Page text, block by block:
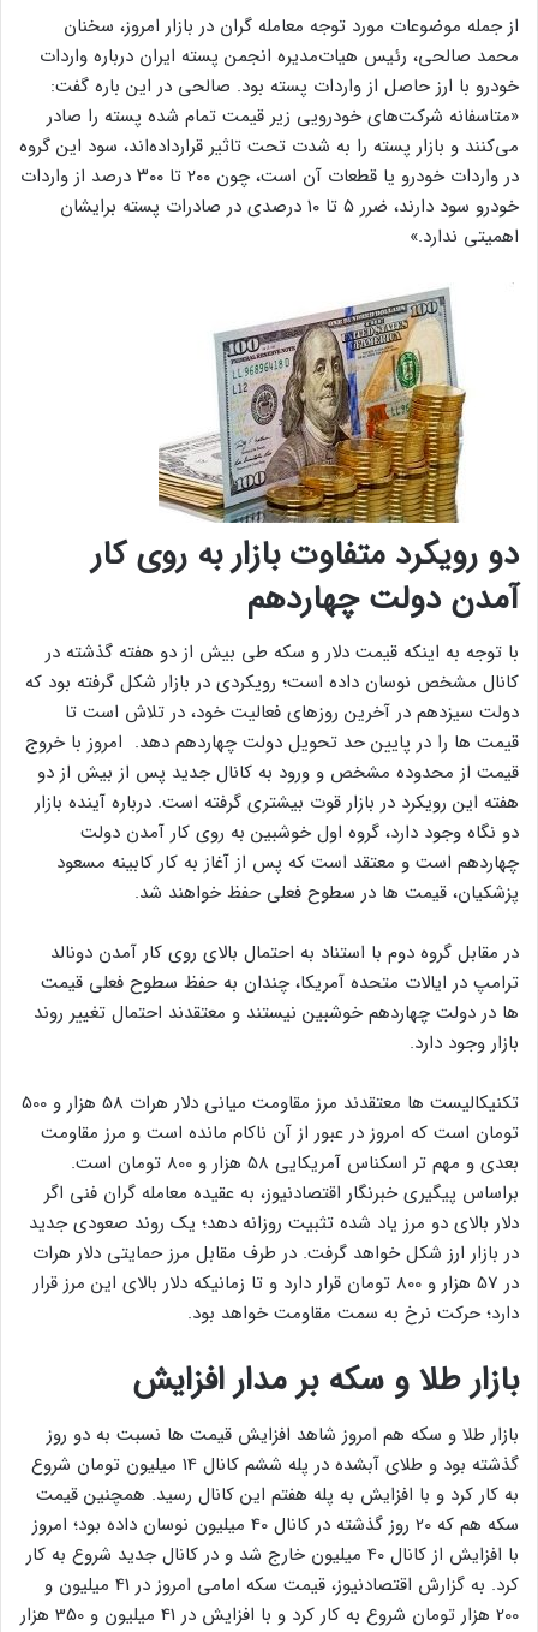
از جمله موضوعات مورد توجه معامله گران در بازار امروز، سخنان ​
محمد صالحی، رئیس هیات‌مدیره انجمن پسته ایران درباره واردات
خودرو با ارز حاصل از واردات پسته بود. صالحی در این باره گفت:‌
«متاسفانه شرکت‌های خودرویی زیر قیمت تمام شده پسته را صادر
می‌کنند و بازار پسته را به شدت تحت تاثیر قرارداده‌اند، سود این گروه
در واردات خودرو یا قطعات آن است، چون ۲۰۰ تا ۳۰۰ درصد از واردات
خودرو سود دارند، ضرر ۵ تا ۱۰ درصدی در صادرات پسته برایشان
اهمیتی ندارد.»
دو رویکرد متفاوت بازار به روی کار
آمدن دولت چهاردهم
با توجه به اینکه قیمت دلار و سکه طی بیش از دو هفته گذشته در
کانال مشخص نوسان داده است؛ رویکردی در بازار شکل گرفته بود که
دولت سیزدهم در آخرین روزهای فعالیت خود، در تلاش است تا
قیمت ها را در پایین حد تحویل دولت چهاردهم دهد. امروز با خروج
قیمت از محدوده مشخص و ورود به کانال جدید پس از بیش از دو
هفته این رویکرد در بازار قوت بیشتری گرفته است. درباره آینده بازار
دو نگاه وجود دارد، گروه اول خوشبین به روی کار آمدن دولت
چهاردهم است و معتقد است که پس از آغاز به کار کابینه مسعود
پزشکیان،‌ قیمت ها در سطوح فعلی حفظ خواهند شد.
در مقابل گروه دوم با استناد به احتمال بالای روی کار آمدن دونالد
ترامپ در ایالات متحده آمریکا، چندان به حفظ سطوح فعلی قیمت
ها در دولت چهاردهم خوشبین نیستند و معتقدند احتمال تغییر روند
بازار وجود دارد.
تکنیکالیست ها معتقدند مرز مقاومت میانی دلار هرات 58 هزار و 500
تومان است که امروز در عبور از آن ناکام مانده است و مرز مقاومت
بعدی و مهم تر اسکناس آمریکایی 58 هزار و 800 تومان است.
براساس پیگیری خبرنگار اقتصادنیوز،‌ به عقیده معامله گران فنی اگر
دلار بالای دو مرز یاد شده تثبیت روزانه دهد؛‌ یک روند صعودی جدید
در بازار ارز شکل خواهد گرفت. در طرف مقابل مرز حمایتی دلار هرات
در 57 هزار و 800 تومان قرار دارد و تا زمانیکه دلار بالای این مرز قرار
دارد؛ حرکت نرخ به سمت مقاومت خواهد بود.
بازار طلا و سکه بر مدار افزایش
بازار طلا و سکه هم امروز شاهد افزایش قیمت ها نسبت به دو روز
گذشته بود و طلای آبشده در پله ششم کانال 14 میلیون تومان شروع
به کار کرد و با افزایش به پله هفتم این کانال رسید. همچنین قیمت
سکه هم که 20 روز گذشته در کانال 40 میلیون نوسان داده بود؛ امروز
با افزایش از کانال 40 میلیون خارج شد و در کانال جدید شروع به کار
کرد. به گزارش اقتصادنیوز، قیمت سکه امامی امروز در 41 میلیون و
200 هزار تومان شروع به کار کرد و با افزایش در 41 میلیون و 350 هزار